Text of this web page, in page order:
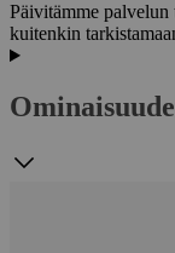
Päivitämme palvelun
kuitenkin